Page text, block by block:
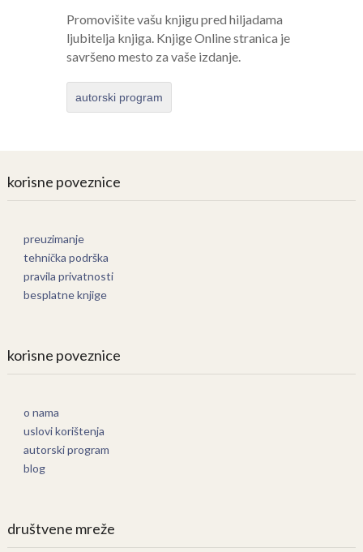
Promovišite vašu knjigu pred hiljadama
ljubitelja knjiga. Knjige Online stranica je
savršeno mesto za vaše izdanje.
autorski program
korisne poveznice
preuzimanje
tehnička podrška
pravila privatnosti
besplatne knjige
korisne poveznice
o nama
uslovi korištenja
autorski program
blog
društvene mreže